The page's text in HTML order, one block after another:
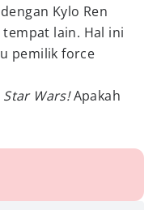
Kylo Ren
lain. Hal ini
pemilik force
Star Wars!Apakah